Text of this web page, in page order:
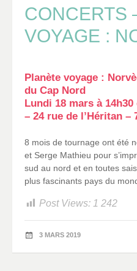
CONCERTS
VOYAGE :
Planète voyage :
du Cap Nord
Lundi 18 mars à
– 24 rue de l’Héritan –
8 mois de tournage ont été
et Serge Mathieu pour
sud au nord et en toutes
plus fascinants pays du
Post Views: 1 242
3 MARS 2019